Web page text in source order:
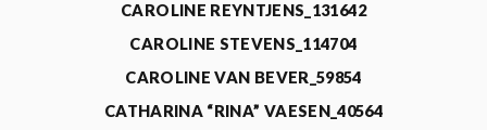
CAROLINE REYNTJENS_131642
CAROLINE STEVENS_114704
CAROLINE VAN BEVER_59854
CATHARINA “RINA” VAESEN_40564